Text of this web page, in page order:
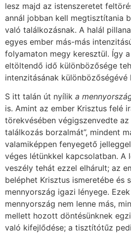
lesz majd az istenszeretet
annál jobban kell megtisztítania
való találkozásnak. A halál
egyes ember más-más
folyamaton megy keresztül. Így
eltöltendő idő különbözősége
intenzitásának különbözőségévé
S itt talán út nyílik a
is. Amint az ember Krisztus felé
törekvésében végigszenvedte az
találkozás borzalmát”, mindent
valamiképpen fenyegető
véges létünkkel kapcsolatban. A
veszély tehát ezzel elhárult; az
beléphet Krisztus ismeretébe és
mennyország igazi lényege.
mennyország nem lenne más,
mellett hozott döntésünknek
való kifejlődése; a tisztítótűz